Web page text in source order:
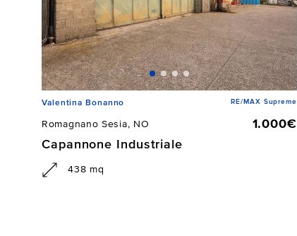
Valentina Bonanno RE/MAX Supreme
Romagnano Sesia, NO
1.000€
Capannone Industriale
438 mq